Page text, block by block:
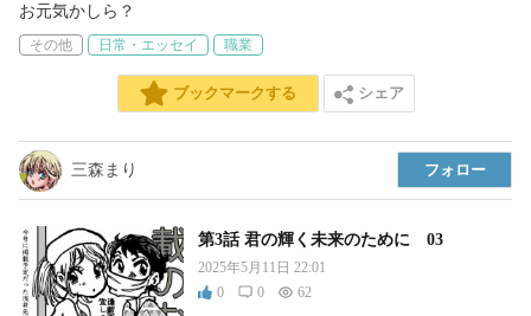
お元気かしら？
その他 日常・エッセイ 職業
ブックマークする シェア
三森まり フォロー
第3話 君の輝く未来のために 03
2025年5月11日 22:01
0
0 62